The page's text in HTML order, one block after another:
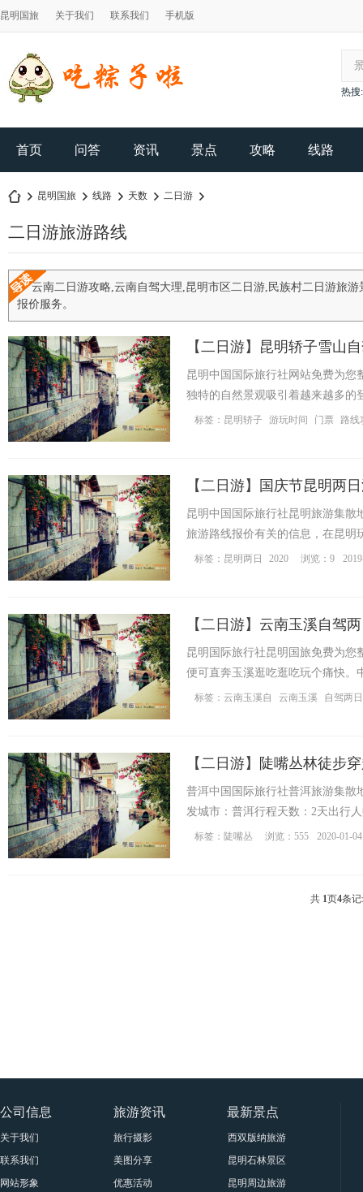
昆明国旅 关于我们 联系我们 手机版
热搜:
首页 问答 资讯 景点 攻略 线路
明
国
际
昆明国旅 线路 天数 二日游
二日游旅游路线
云南二日游攻略,云南自驾大理,昆明市区二日游,民族村二日游旅
报价服务。
【二日游】 昆明轿子雪山
昆明中国国际旅行社网站免费为您
独特的自然景观吸引着越来越多的
雪山自驾两 ...
标签： 昆明轿子 游玩时间 门票 路线
【二日游】 国庆节昆明两
昆明中国国际旅行社昆明旅游集散
旅游路线报价有关的信息，在昆明
望你在昆明玩的开心。 ...
标签： 昆明两日 2020 浏览：9
【二日游】 云南玉溪自驾
昆明国际旅行社昆明国旅免费为您
便可直奔玉溪逛吃逛吃玩个痛快。
标签： 云南玉溪自 云南玉溪 自驾两
【二日游】 陡嘴丛林徒步
普洱中国国际旅行社普洱旅游集散
发城市：普洱行程天数：2天出行
标签： 陡嘴丛 浏览：555 2020-01-04
共 1页4条记
公司信息
关于我们
联系我们
网站形象
旅游资讯
旅行摄影
美图分享
优惠活动
最新景点
西双版纳旅游景点大全
昆明石林景区要门票吗？属于
昆明周边旅游十一大景点与门